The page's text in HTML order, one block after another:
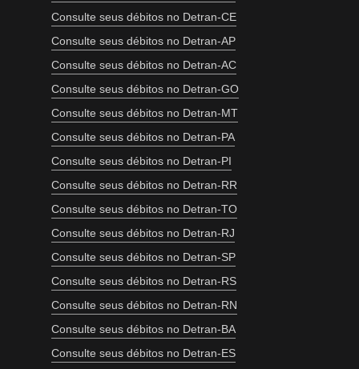
Consulte seus débitos no Detran-CE
Consulte seus débitos no Detran-AP
Consulte seus débitos no Detran-AC
Consulte seus débitos no Detran-GO
Consulte seus débitos no Detran-MT
Consulte seus débitos no Detran-PA
Consulte seus débitos no Detran-PI
Consulte seus débitos no Detran-RR
Consulte seus débitos no Detran-TO
Consulte seus débitos no Detran-RJ
Consulte seus débitos no Detran-SP
Consulte seus débitos no Detran-RS
Consulte seus débitos no Detran-RN
Consulte seus débitos no Detran-BA
Consulte seus débitos no Detran-ES